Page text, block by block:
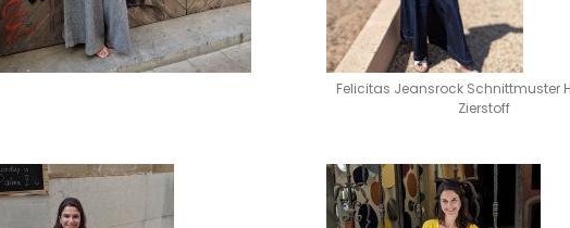
Felicitas Jeansrock Schnittmuster
Zierstoff